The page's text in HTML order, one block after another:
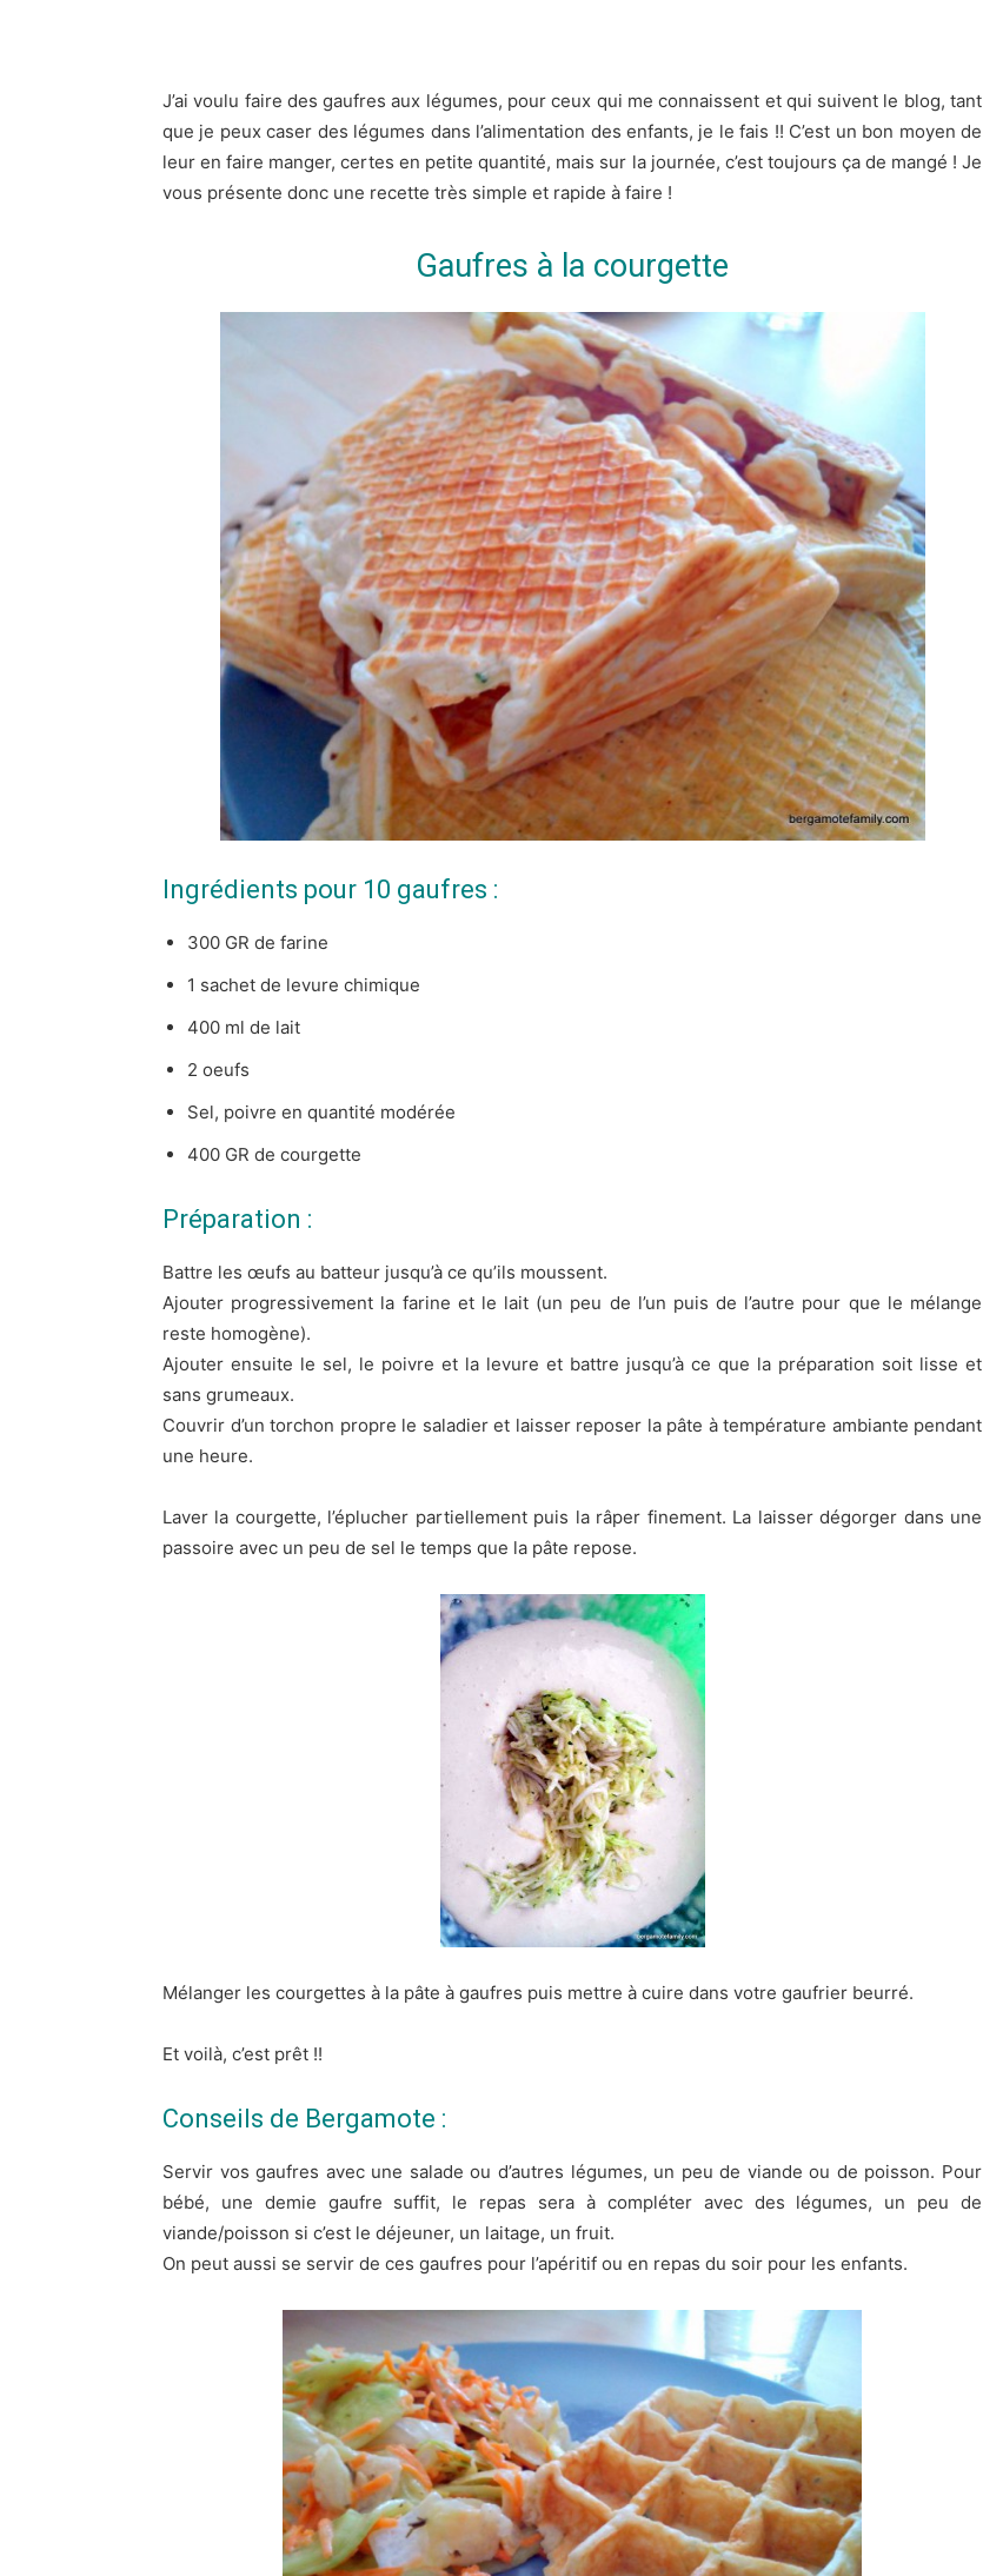
J’ai voulu faire des gaufres aux légumes, pour ceux qui me connaissent et qui suivent le blog, tant
que je peux caser des légumes dans l’alimentation des enfants, je le fais !! C’est un bon moyen de
leur en faire manger, certes en petite quantité, mais sur la journée, c’est toujours ça de mangé ! Je
vous présente donc une recette très simple et rapide à faire !
Gaufres à la courgette
Ingrédients pour 10 gaufres :
300 GR de farine
1 sachet de levure chimique
400 ml de lait
2 oeufs
Sel, poivre en quantité modérée
400 GR de courgette
Préparation :
Battre les œufs au batteur jusqu’à ce qu’ils moussent.
Ajouter progressivement la farine et le lait (un peu de l’un puis de l’autre pour que le mélange
reste homogène).
Ajouter ensuite le sel, le poivre et la levure et battre jusqu’à ce que la préparation soit lisse et
sans grumeaux.
Couvrir d’un torchon propre le saladier et laisser reposer la pâte à température ambiante pendant
une heure.
Laver la courgette, l’éplucher partiellement puis la râper finement. La laisser dégorger dans une
passoire avec un peu de sel le temps que la pâte repose.
Mélanger les courgettes à la pâte à gaufres puis mettre à cuire dans votre gaufrier beurré.
Et voilà, c’est prêt !!
Conseils de Bergamote :
Servir vos gaufres avec une salade ou d’autres légumes, un peu de viande ou de poisson. Pour
bébé, une demie gaufre suffit, le repas sera à compléter avec des légumes, un peu de
viande/poisson si c’est le déjeuner, un laitage, un fruit.
On peut aussi se servir de ces gaufres pour l’apéritif ou en repas du soir pour les enfants.